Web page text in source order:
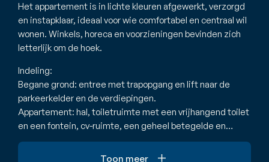
Het appartement is in lichte kleuren afgewerkt, verzorgd
en instapklaar, ideaal voor wie comfortabel en centraal wil
wonen. Winkels, horeca en voorzieningen bevinden zich
letterlijk om de hoek.
Indeling:
Begane grond: entree met trapopgang en lift naar de
parkeerkelder en de verdiepingen.
Appartement: hal, toiletruimte met een vrijhangend toilet
en een fontein, cv-ruimte, een geheel betegelde en…
Toon meer